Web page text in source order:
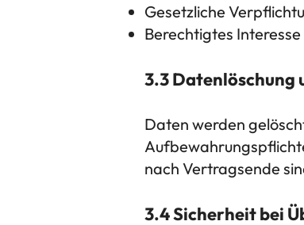
Gesetzliche
Berechtigtes Interesse
3.3 Datenlöschung
Daten werden
nach Vertragsende
3.4 Sicherheit bei